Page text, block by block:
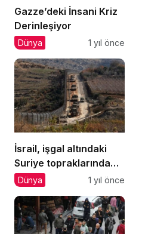
Gazze’deki İnsani Kriz
Derinleşiyor
Dünya 1 yıl önce
İsrail, işgal altındaki
Suriye topraklarında
‘Turistik Turlar’
Dünya 1 yıl önce